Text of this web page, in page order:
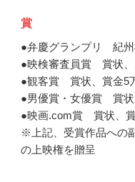
賞
●弁慶グランプリ 紀州
●映検審査員賞 賞状、
●観客賞 賞状、賞金5
●男優賞・女優賞 賞状
●映画.com賞 賞状、
※上記、受賞作品への
の上映権を贈呈